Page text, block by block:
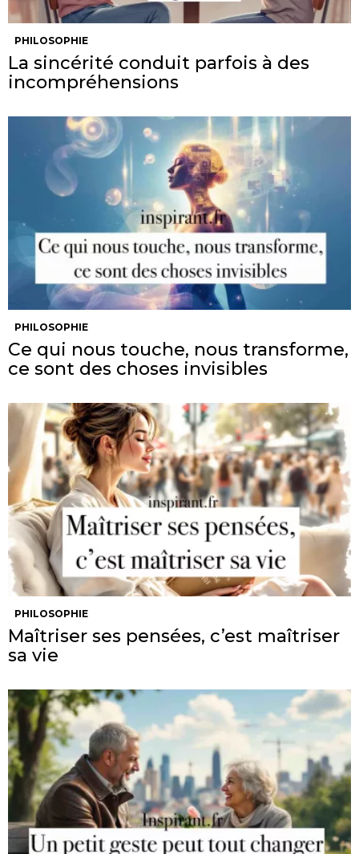
PHILOSOPHIE
La sincérité conduit parfois à des
incompréhensions
PHILOSOPHIE
Ce qui nous touche, nous transforme,
ce sont des choses invisibles
PHILOSOPHIE
Maîtriser ses pensées, c’est maîtriser
sa vie